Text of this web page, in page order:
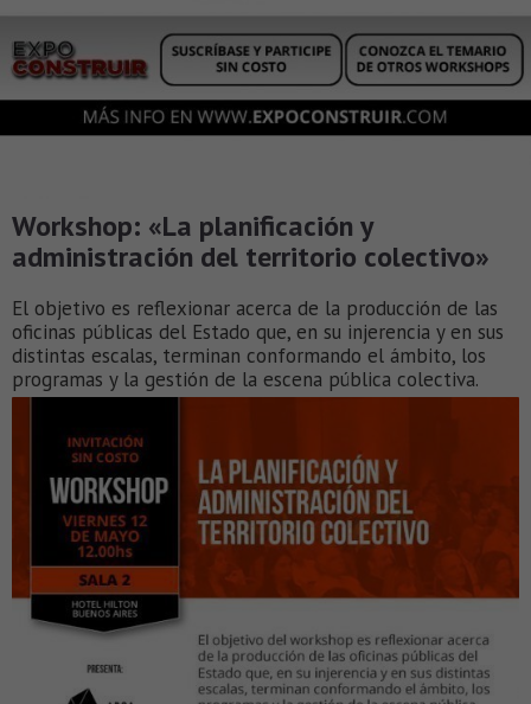
Workshop: «La planificación y
administración del territorio colectivo»
El objetivo es reflexionar acerca de la producción de las
oficinas públicas del Estado que, en su injerencia y en sus
distintas escalas, terminan conformando el ámbito, los
programas y la gestión de la escena pública colectiva.